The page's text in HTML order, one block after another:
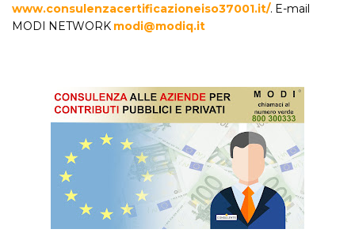
www.consulenzacertificazioneiso37001.it/. E-mail
MODI NETWORK modi@modiq.it